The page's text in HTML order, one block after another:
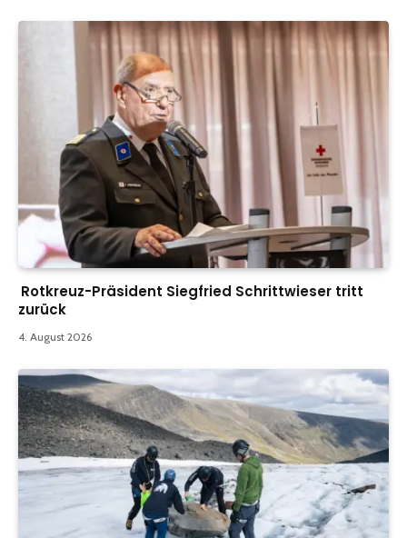
Rotkreuz-Präsident Siegfried Schrittwieser tritt
zurück
4. August 2026